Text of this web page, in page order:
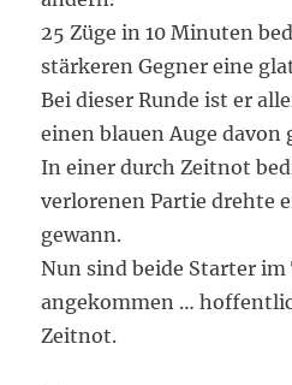
25 Züge in 10 Minuten
stärkeren Gegner eine
Bei dieser Runde ist er
einen blauen Auge davon
In einer durch Zeitnot
verlorenen Partie drehte
gewann.
Nun sind beide Starter
angekommen …
Zeitnot.